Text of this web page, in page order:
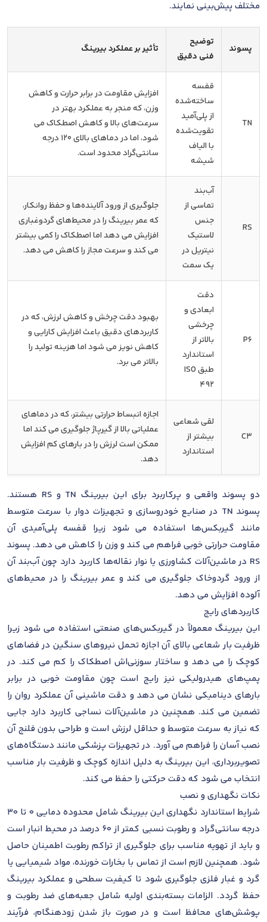
مختلف پیش‌بینی نمایند.
پسوند
توضیح
فنی دقیق
تأثیر بر عملکرد بیرینگ
TN
قفسه
ساخته‌شده
از پلی‌آمید
تقویت‌شده
با الیاف
شیشه
افزایش مقاومت در برابر حرارت و کاهش
وزن، که منجر به عملکرد بهتر در
سرعت‌های بالا و کاهش اصطکاک می
شود، اما در دماهای بالای 120 درجه
سانتی‌گراد محدود است.
RS
آب‌بند
تماسی از
جنس
لاستیک
نیتریل در
یک سمت
جلوگیری از ورود آلاینده‌ها و حفظ روانکار،
که عمر بیرینگ را در محیط‌های گردوغباری
افزایش می دهد اما اصطکاک را کمی بیشتر
می کند و سرعت مجاز را کاهش می دهد.
P6
دقت
ابعادی و
چرخشی
بالاتر از
استاندارد
طبق ISO
492
بهبود دقت چرخش و کاهش لرزش، که در
کاربردهای دقیق باعث افزایش کارایی و
کاهش نویز می شود اما هزینه تولید را
بالاتر می برد.
C3
لقی شعاعی
بیشتر از
استاندارد
اجازه انبساط حرارتی بیشتر، که در دماهای
عملیاتی بالا از گیرپاژ جلوگیری می کند اما
ممکن است لرزش را در بارهای کم افزایش
دهد.
دو پسوند واقعی و پرکاربرد برای این بیرینگ TN و RS هستند.
پسوند TN در صنایع خودروسازی و تجهیزات دوار با سرعت متوسط
مانند گیربکس‌ها استفاده می شود زیرا قفسه پلی‌آمیدی آن
مقاومت حرارتی خوبی فراهم می کند و وزن را کاهش می دهد. پسوند
RS در ماشین‌آلات کشاورزی یا نوار نقاله‌ها کاربرد دارد چون آب‌بند آن
از ورود گردوخاک جلوگیری می کند و عمر بیرینگ را در محیط‌های
آلوده افزایش می دهد.
کاربردهای رایج
این بیرینگ معمولاً در گیربکس‌های صنعتی استفاده می شود زیرا
ظرفیت بار شعاعی بالای آن اجازه تحمل نیروهای سنگین در فضاهای
کوچک را می دهد و ساختار سوزنی‌اش اصطکاک را کم می کند. در
پمپ‌های هیدرولیکی نیز رایج است چون مقاومت خوبی در برابر
بارهای دینامیکی نشان می دهد و دقت ماشینی آن عملکرد روان را
تضمین می کند. همچنین در ماشین‌آلات نساجی کاربرد دارد جایی
که نیاز به سرعت متوسط و حداقل لرزش است و طراحی بدون فلنج آن
نصب آسان را فراهم می آورد. در تجهیزات پزشکی مانند دستگاه‌های
تصویربرداری، این بیرینگ به دلیل اندازه کوچک و ظرفیت بار مناسب
انتخاب می شود که دقت حرکتی را حفظ می کند.
نکات نگهداری و نصب
شرایط استاندارد نگهداری این بیرینگ شامل محدوده دمایی 0 تا 30
درجه سانتی‌گراد و رطوبت نسبی کمتر از 60 درصد در محیط انبار است
و باید از تهویه مناسب برای جلوگیری از تراکم رطوبت اطمینان حاصل
شود. همچنین لازم است از تماس با بخارات خورنده، مواد شیمیایی یا
گرد و غبار فلزی جلوگیری شود تا کیفیت سطحی و عملکرد بیرینگ
حفظ گردد. الزامات بسته‌بندی اولیه شامل جعبه‌های ضد رطوبت و
پوشش‌های محافظ است و در صورت باز شدن زودهنگام، فرآیند